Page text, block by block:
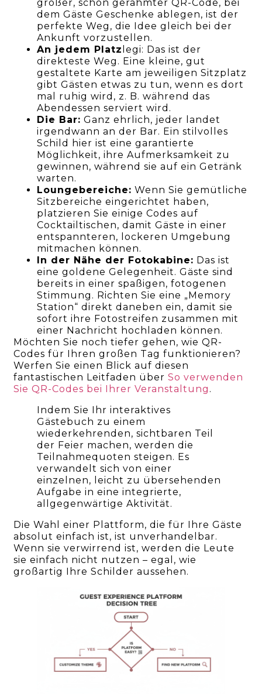
großer, schön gerahmter QR-Code, bei
dem Gäste Geschenke ablegen, ist der
perfekte Weg, die Idee gleich bei der
Ankunft vorzustellen.
An jedem Platz legi: Das ist der
direkteste Weg. Eine kleine, gut
gestaltete Karte am jeweiligen Sitzplatz
gibt Gästen etwas zu tun, wenn es dort
mal ruhig wird, z. B. während das
Abendessen serviert wird.
Die Bar: Ganz ehrlich, jeder landet
irgendwann an der Bar. Ein stilvolles
Schild hier ist eine garantierte
Möglichkeit, ihre Aufmerksamkeit zu
gewinnen, während sie auf ein Getränk
warten.
Loungebereiche: Wenn Sie gemütliche
Sitzbereiche eingerichtet haben,
platzieren Sie einige Codes auf
Cocktailtischen, damit Gäste in einer
entspannteren, lockeren Umgebung
mitmachen können.
In der Nähe der Fotokabine: Das ist
eine goldene Gelegenheit. Gäste sind
bereits in einer spaßigen, fotogenen
Stimmung. Richten Sie eine „Memory
Station“ direkt daneben ein, damit sie
sofort ihre Fotostreifen zusammen mit
einer Nachricht hochladen können.
Möchten Sie noch tiefer gehen, wie QR-
Codes für Ihren großen Tag funktionieren?
Werfen Sie einen Blick auf diesen
fantastischen Leitfaden überSo verwenden
Sie QR-Codes bei Ihrer Veranstaltung .
Indem Sie Ihr interaktives
Gästebuch zu einem
wiederkehrenden, sichtbaren Teil
der Feier machen, werden die
Teilnahmequoten steigen. Es
verwandelt sich von einer
einzelnen, leicht zu übersehenden
Aufgabe in eine integrierte,
allgegenwärtige Aktivität.
Die Wahl einer Plattform, die für Ihre Gäste
absolut einfach ist, ist unverhandelbar.
Wenn sie verwirrend ist, werden die Leute
sie einfach nicht nutzen – egal, wie
großartig Ihre Schilder aussehen.